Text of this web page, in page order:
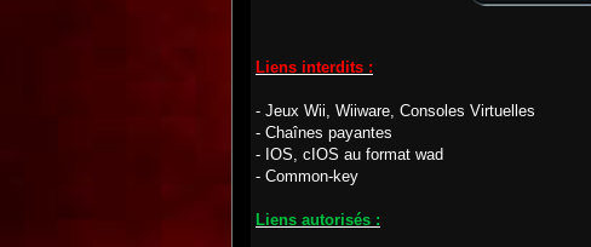
Liens interdits :
- Jeux Wii, Wiiware, Consoles Virtuelles
- Chaînes payantes
- IOS, cIOS au format wad
- Common-key
Liens autorisés :